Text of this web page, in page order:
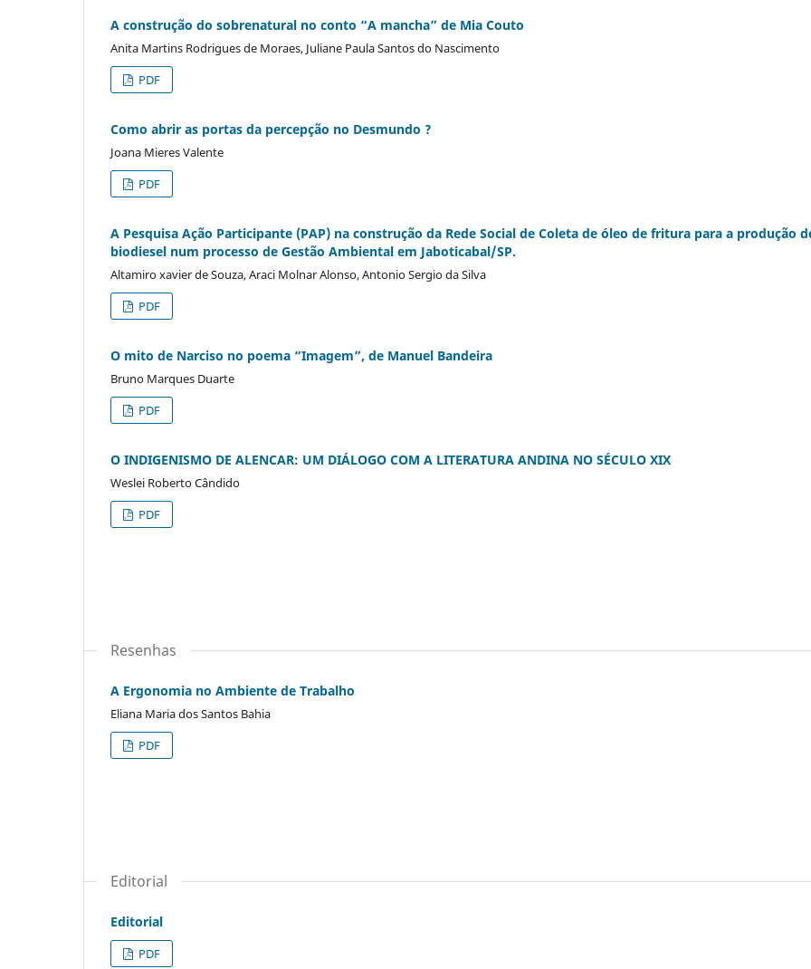
A construção do sobrenatural no conto “A mancha” de Mia Couto
Anita Martins Rodrigues de Moraes, Juliane Paula Santos do Nascimento
PDF
Como abrir as portas da percepção no Desmundo ?
Joana Mieres Valente
PDF
A Pesquisa Ação Participante (PAP) na construção da Rede Social de Coleta de óleo de fritura para a produção
biodiesel num processo de Gestão Ambiental em Jaboticabal/SP.
Altamiro xavier de Souza, Araci Molnar Alonso, Antonio Sergio da Silva
PDF
O mito de Narciso no poema “Imagem”, de Manuel Bandeira
Bruno Marques Duarte
PDF
O INDIGENISMO DE ALENCAR: UM DIÁLOGO COM A LITERATURA ANDINA NO SÉCULO XIX
Weslei Roberto Cândido
PDF
Resenhas
A Ergonomia no Ambiente de Trabalho
Eliana Maria dos Santos Bahia
PDF
Editorial
Editorial
PDF